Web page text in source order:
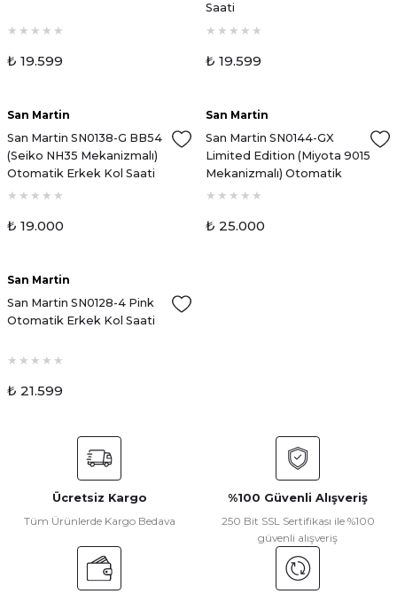
₺ 19.599
Saati
₺ 19.599
San Martin
San Martin SN0138-G BB54
(Seiko NH35 Mekanizmalı)
Otomatik Erkek Kol Saati
₺ 19.000
San Martin
San Martin SN0144-GX
Limited Edition (Miyota 9015
Mekanizmalı) Otomatik
Erkek Kol Saati
₺ 25.000
San Martin
San Martin SN0128-4 Pink
Otomatik Erkek Kol Saati
₺ 21.599
Ücretsiz Kargo
Tüm Ürünlerde Kargo Bedava
%100 Güvenli Alışveriş
250 Bit SSL Sertifikası ile %100
güvenli alışveriş